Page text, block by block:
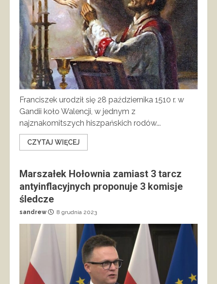
Franciszek urodził się 28 października 1510 r. w
Gandii koło Walencji, w jednym z
najznakomitszych hiszpańskich rodów...
CZYTAJ WIĘCEJ
Marszałek Hołownia zamiast 3 tarcz
antyinflacyjnych proponuje 3 komisje
śledcze
sandrew 8 grudnia 2023